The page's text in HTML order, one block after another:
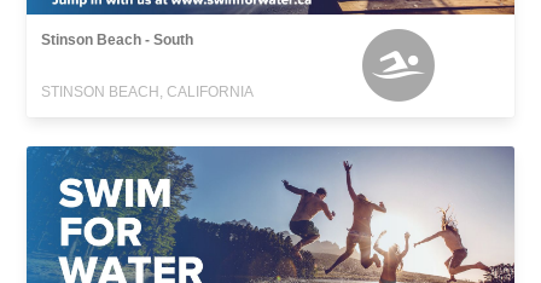
Stinson Beach - South
STINSON BEACH, CALIFORNIA